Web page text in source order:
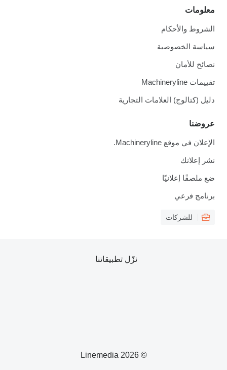
معلومات
الشروط والأحكام
سياسة الخصوصية
نصائح للأمان
تقييمات Machineryline
دليل (كتالوج) العلامات التجارية
عروضنا
الإعلان في موقع Machineryline.
نشر إعلانك
ضع ملصقًا إعلانيًا
برنامج فرعي
للشركات
© 2026 Linemedia
نزّل تطبيقاتنا